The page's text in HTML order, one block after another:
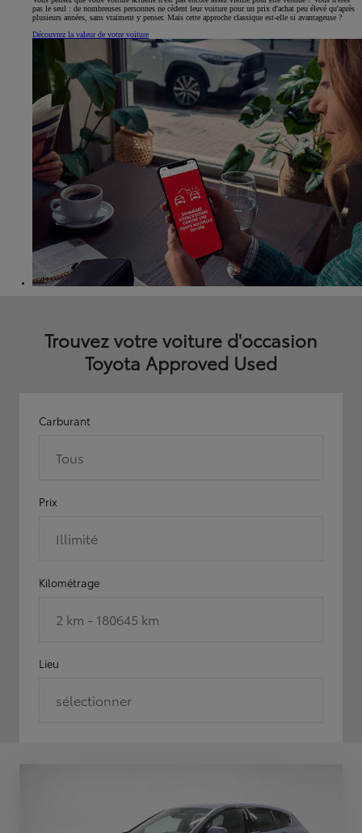
pas le seul : de nombreuses personnes ne cèdent leur voiture pour un prix d'achat peu élevé qu'après
plusieurs années, sans vraiment y penser. Mais cette approche classique est-elle si avantageuse ?
Découvrez la valeur de votre voiture
Trouvez votre voiture d'occasion
Toyota Approved Used
Carburant
Tous
Prix
Illimité
Kilométrage
2 km - 180645 km
Lieu
sélectionner